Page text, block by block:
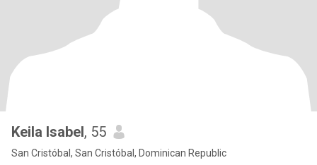
Keila Isabel, 55
San Cristóbal, San Cristóbal, Dominican Republic